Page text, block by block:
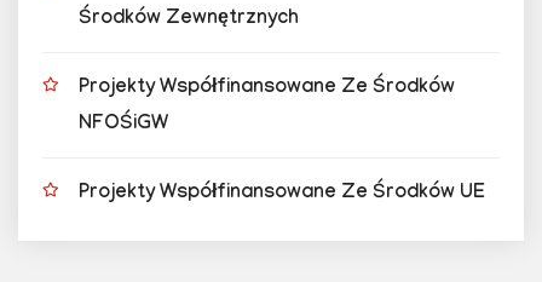
Środków Zewnętrznych
Projekty Współfinansowane Ze Środków
NFOŚiGW
Projekty Współfinansowane Ze Środków UE